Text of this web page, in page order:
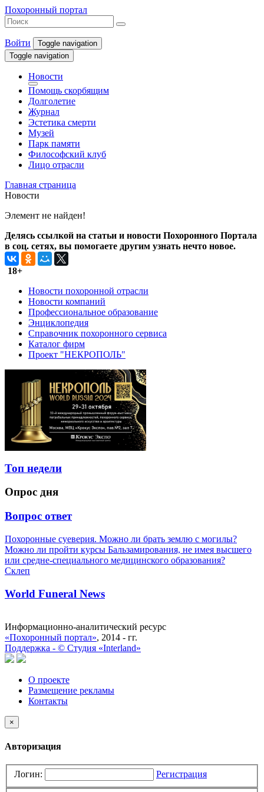
Похоронный портал
Войти
Toggle navigation
Toggle navigation
Новости
Помощь скорбящим
Долголетие
Журнал
Эстетика смерти
Музей
Парк памяти
Философский клуб
Лицо отрасли
Главная страница
Новости
Элемент не найден!
Делясь ссылкой на статьи и новости Похоронного Портала
в соц. сетях, вы помогаете другим узнать нечто новое.
18+
Новости похоронной отрасли
Новости компаний
Профессиональное образование
Энциклопедия
Справочник похоронного сервиса
Каталог фирм
Проект "НЕКРОПОЛЬ"
Топ недели
Опрос дня
Вопрос ответ
Похоронные суеверия. Можно ли брать землю с могилы?
Можно ли пройти курсы Бальзамирования, не имея высшего
или средне-специального медицинского образования?
Склеп
World Funeral News
Информационно-аналитический ресурс
«Похоронный портал», 2014 - гг.
Поддержка - © Cтудия «Interland»
О проекте
Размещение рекламы
Контакты
×
Авторизация
Логин: Регистрация